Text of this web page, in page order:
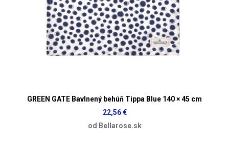
GREEN GATE Bavlnený behúň Tippa Blue 140 × 45 cm
22,56 €
od Bellarose.sk